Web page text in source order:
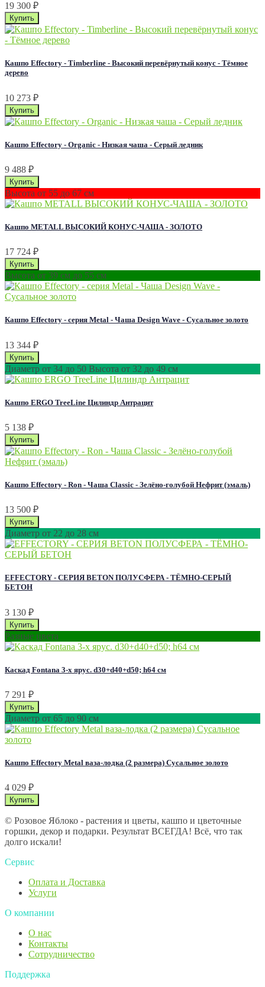
19 300 ₽
Кашпо Effectory - Timberline - Высокий перевёрнутый конус - Тёмное
дерево
10 273 ₽
Кашпо Effectory - Organic - Низкая чаша - Серый ледник
9 488 ₽
Высота от 55 до 67 см
Кашпо METALL ВЫСОКИЙ КОНУС-ЧАША - ЗОЛОТО
17 724 ₽
Высота от 39 см до 55 см
Кашпо Effectory - серия Metal - Чаша Design Wave - Сусальное золото
13 344 ₽
Диаметр от 34 до 50 Высота от 32 до 49 см
Кашпо ERGO TreeLine Цилиндр Антрацит
5 138 ₽
Кашпо Effectory - Ron - Чаша Classic - Зелёно-голубой Нефрит (эмаль)
13 500 ₽
Диаметр от 22 до 28 см
EFFECTORY - СЕРИЯ BETON ПОЛУСФЕРА - ТЁМНО-СЕРЫЙ
БЕТОН
3 130 ₽
Разные цвета
Каскад Fontana 3-х ярус. d30+d40+d50; h64 см
7 291 ₽
Диаметр от 65 до 90 см
Кашпо Effectory Metal ваза-лодка (2 размера) Сусальное золото
4 029 ₽
© Розовое Яблоко - растения и цветы, кашпо и цветочные
горшки, декор и подарки. Результат ВСЕГДА! Всё, что так
долго искали!
Сервис
Оплата и Доставка
Услуги
О компании
О нас
Контакты
Сотрудничество
Поддержка